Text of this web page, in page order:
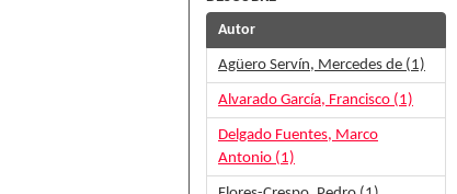
Autor
Agüero Servín, Mercedes de (1)
Alvarado García, Francisco (1)
Delgado Fuentes, Marco
Antonio (1)